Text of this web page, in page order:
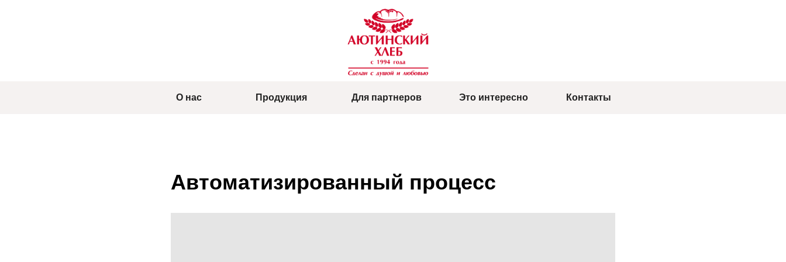
О нас Продукция Для партнеров Это интересно Контакты
Автоматизированный процесс